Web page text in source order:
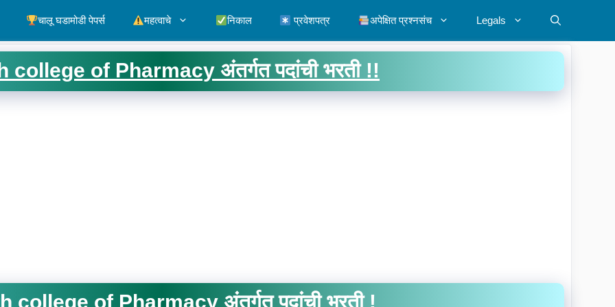
चालू घडामोडी पेपर्स महत्वाचे निकाल प्रवेशपत्र अपेक्षित प्रश्नसंच Legals
college of Pharmacy अंतर्गत पदांची भरती !!
college of Pharmacy अंतर्गत पदांची भरती !